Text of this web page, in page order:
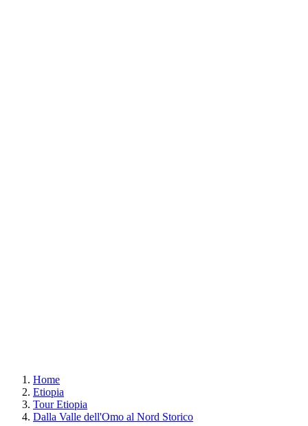
Home
Etiopia
Tour Etiopia
Dalla Valle dell'Omo al Nord Storico